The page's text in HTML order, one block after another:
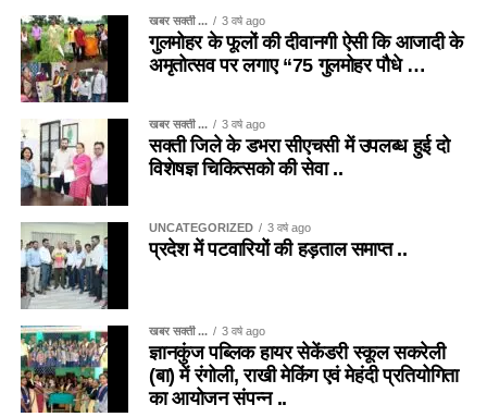
खबर सक्ती ... 3 वर्ष ago
गुलमोहर के फूलों की दीवानगी ऐसी कि आजादी के
अमृतोत्सव पर लगाए “75 गुलमोहर पौधे …
खबर सक्ती ... 3 वर्ष ago
सक्ती जिले के डभरा सीएचसी में उपलब्ध हुई दो
विशेषज्ञ चिकित्सको की सेवा ..
UNCATEGORIZED 3 वर्ष ago
प्रदेश में पटवारियों की हड़ताल समाप्त ..
खबर सक्ती ... 3 वर्ष ago
ज्ञानकुंज पब्लिक हायर सेकेंडरी स्कूल सकरेली
(बा) में रंगोली, राखी मेकिंग एवं मेहंदी प्रतियोगिता
का आयोजन संपन्न ..